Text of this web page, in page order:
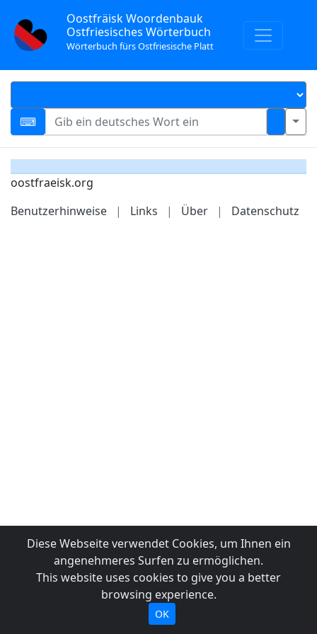
Oostfräisk Woordenbauk
Ostfriesisches Wörterbuch
Wörterbuch fürs Ostfriesische Platt
oostfraeisk.org
Benutzerhinweise
| Links | Über | Datenschutz
Diese Webseite verwendet Cookies, um Ihnen ein
angenehmeres Surfen zu ermöglichen.
This website uses cookies to give you a better
browsing experience.
OK